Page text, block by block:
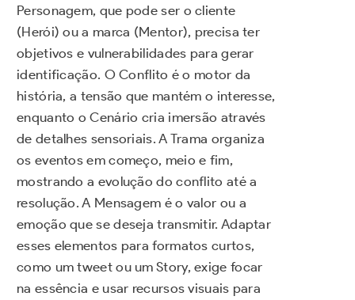
Personagem, que pode ser o cliente
(Herói) ou a marca (Mentor), precisa ter
objetivos e vulnerabilidades para gerar
identificação. O Conflito é o motor da
história, a tensão que mantém o interesse,
enquanto o Cenário cria imersão através
de detalhes sensoriais. A Trama organiza
os eventos em começo, meio e fim,
mostrando a evolução do conflito até a
resolução. A Mensagem é o valor ou a
emoção que se deseja transmitir. Adaptar
esses elementos para formatos curtos,
como um tweet ou um Story, exige focar
na essência e usar recursos visuais para